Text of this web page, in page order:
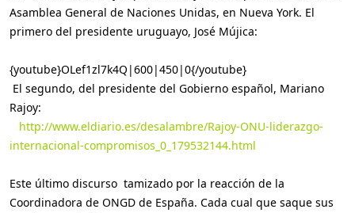
Asamblea General de Naciones Unidas, en Nueva York. El
primero del presidente uruguayo, José Mújica:
{youtube}OLef1zl7k4Q|600|450|0{/youtube}
El segundo, del presidente del Gobierno español, Mariano
Rajoy:
http://www.eldiario.es/desalambre/Rajoy-ONU-liderazgo-
internacional-compromisos_0_179532144.html
Este último discurso tamizado por la reacción de la
Coordinadora de ONGD de España. Cada cual que saque sus